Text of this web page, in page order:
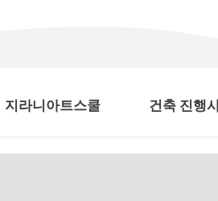
지라니아트스쿨 건축 진행